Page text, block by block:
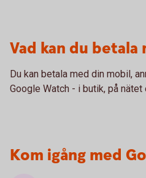
Vad kan du betala
Du kan betala med din mobil,
Google Watch - i butik, på nätet
Kom igång med